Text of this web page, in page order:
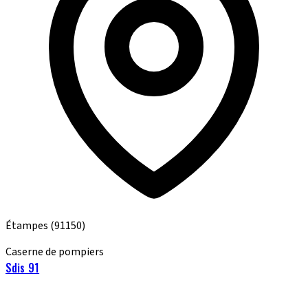
Étampes (91150)
Caserne de pompiers
Sdis 91